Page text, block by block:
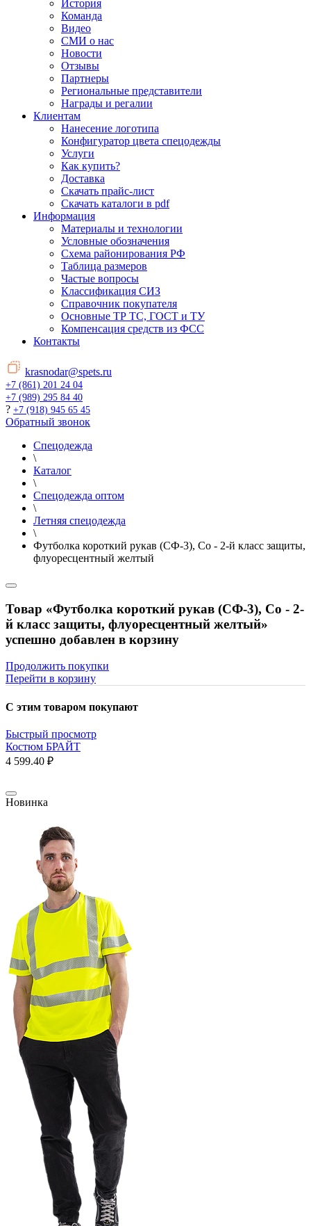
История
Команда
Видео
СМИ о нас
Новости
Отзывы
Партнеры
Региональные представители
Награды и регалии
Клиентам
Нанесение логотипа
Конфигуратор цвета спецодежды
Услуги
Как купить?
Доставка
Скачать прайс-лист
Скачать каталоги в pdf
Информация
Материалы и технологии
Условные обозначения
Схема районирования РФ
Таблица размеров
Частые вопросы
Классификация СИЗ
Справочник покупателя
Основные ТР ТС, ГОСТ и ТУ
Компенсация средств из ФСС
Контакты
krasnodar@spets.ru
+7 (861) 201 24 04
+7 (989) 295 84 40
? +7 (918) 945 65 45
Обратный звонок
Спецодежда
\
Каталог
\
Спецодежда оптом
\
Летняя спецодежда
\
Футболка короткий рукав (СФ-3), Со - 2-й класс защиты,
флуоресцентный желтый
Товар «Футболка короткий рукав (СФ-3), Со - 2-
й класс защиты, флуоресцентный желтый»
успешно добавлен в корзину
Продолжить покупки
Перейти в корзину
С этим товаром покупают
Быстрый просмотр
Костюм БРАЙТ
4 599.40 ₽
Новинка